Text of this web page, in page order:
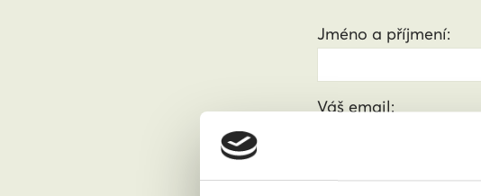
Jméno a příjmení:
Váš email:
Kde žijete?(město, PSČ):